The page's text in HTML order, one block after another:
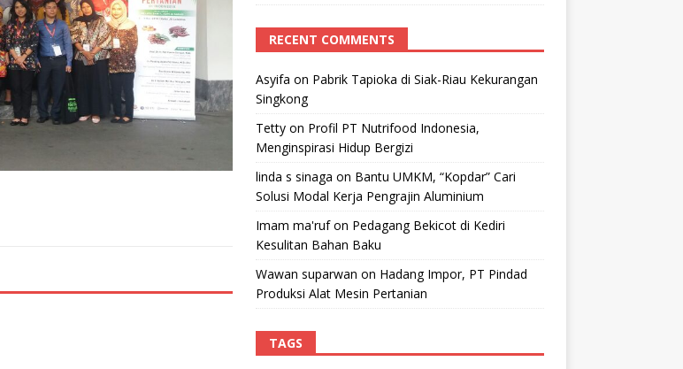
RECENT COMMENTS
Asyifa on Pabrik Tapioka di Siak-Riau Kekurangan
Singkong
Tettyon Profil PT Nutrifood Indonesia,
Menginspirasi Hidup Bergizi
linda s sinaga on Bantu UMKM, “Kopdar” Cari
Solusi Modal Kerja Pengrajin Aluminium
Imam ma'rufon Pedagang Bekicot di Kediri
Kesulitan Bahan Baku
Wawan suparwan on Hadang Impor, PT Pindad
Produksi Alat Mesin Pertanian
TAGS